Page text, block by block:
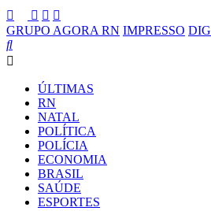
GRUPO AGORA RN IMPRESSO
ÚLTIMAS
RN
NATAL
POLÍTICA
POLÍCIA
ECONOMIA
BRASIL
SAÚDE
ESPORTES